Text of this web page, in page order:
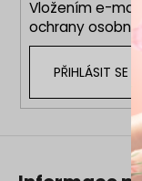
Vložením e-
ochrany
PŘIHLÁSIT SE